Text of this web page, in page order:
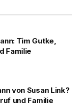
Tim Gutke,
Familie
von Susan Link?
und Familie